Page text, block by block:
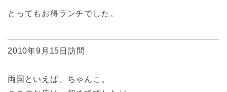
とってもお得ランチでした。
2010年9月15日訪問
両国といえば、ちゃんこ。